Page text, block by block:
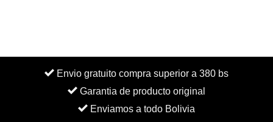
Envio gratuito compra superior a 380 bs
Garantia de producto original
Enviamos a todo Bolivia